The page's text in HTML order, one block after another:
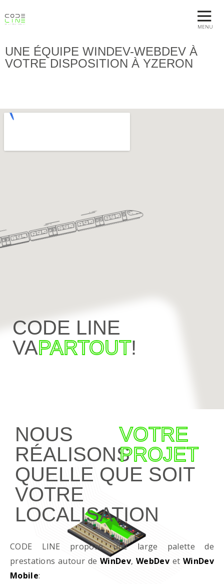
MENU
UNE ÉQUIPE WINDEV-WEBDEV À
VOTRE DISPOSITION À YZERON
CODE LINE
VAPARTOUT!
NOUS
RÉALISONS
VOTRE
PROJET
QUELLE QUE SOIT
VOTRE
LOCALISATION
CODE LINE propose une large palette de
prestations autour deWinDev,WebDevet WinDev
Mobile: